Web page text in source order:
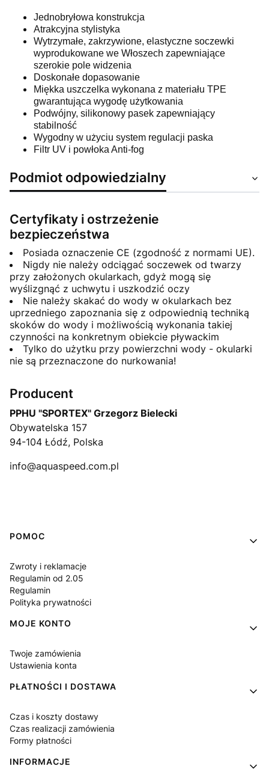
Jednobryłowa konstrukcja
Atrakcyjna stylistyka
Wytrzymałe, zakrzywione, elastyczne soczewki
wyprodukowane we Włoszech zapewniające
szerokie pole widzenia
Doskonałe dopasowanie
Miękka uszczelka wykonana z materiału TPE
gwarantująca wygodę użytkowania
Podwójny, silikonowy pasek zapewniający
stabilność
Wygodny w użyciu system regulacji paska
Filtr UV i powłoka Anti-fog
Podmiot odpowiedzialny
Certyfikaty i ostrzeżenie
bezpieczeństwa
Posiada oznaczenie CE (zgodność z normami UE).
Nigdy nie należy odciągać soczewek od twarzy
przy założonych okularkach, gdyż mogą się
wyślizgnąć z uchwytu i uszkodzić oczy
Nie należy skakać do wody w okularkach bez
uprzedniego zapoznania się z odpowiednią techniką
skoków do wody i możliwością wykonania takiej
czynności na konkretnym obiekcie pływackim
Tylko do użytku przy powierzchni wody - okularki
nie są przeznaczone do nurkowania!
Producent
PPHU "SPORTEX" Grzegorz Bielecki
Obywatelska 157
94-104 Łódź, Polska
info@aquaspeed.com.pl
Linki w stopce
POMOC
Zwroty i reklamacje
Regulamin od 2.05
Regulamin
Polityka prywatności
MOJE KONTO
Twoje zamówienia
Ustawienia konta
PŁATNOŚCI I DOSTAWA
Czas i koszty dostawy
Czas realizacji zamówienia
Formy płatności
INFORMACJE